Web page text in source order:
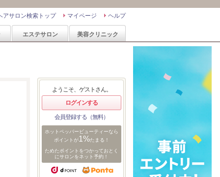
ヘルプ
マイページ
アサロン検索トップ
エステサロン 美容クリニック
ようこそ、ゲストさん。
ログインする
会員登録する（無料）
ホットペッパービューティーなら
ポイントが1%たまる！
ためたポイントをつかっておとく
にサロンをネット予約！